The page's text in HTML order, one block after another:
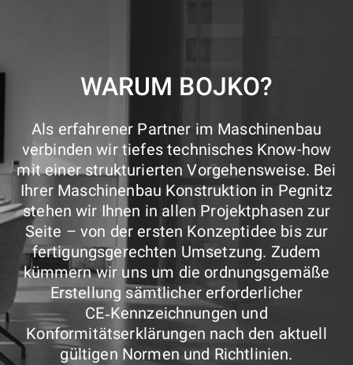
WARUM BOJKO?
Als erfahrener Partner im Maschinenbau
verbinden wir tiefes technisches Know-how
mit einer strukturierten Vorgehensweise. Bei
Ihrer Maschinenbau Konstruktion in Pegnitz
stehen wir Ihnen in allen Projektphasen zur
Seite – von der ersten Konzeptidee bis zur
fertigungsgerechten Umsetzung. Zudem
kümmern wir uns um die ordnungsgemäße
Erstellung sämtlicher erforderlicher
CE‑Kennzeichnungen und
Konformitätserklärungen nach den aktuell
gültigen Normen und Richtlinien.